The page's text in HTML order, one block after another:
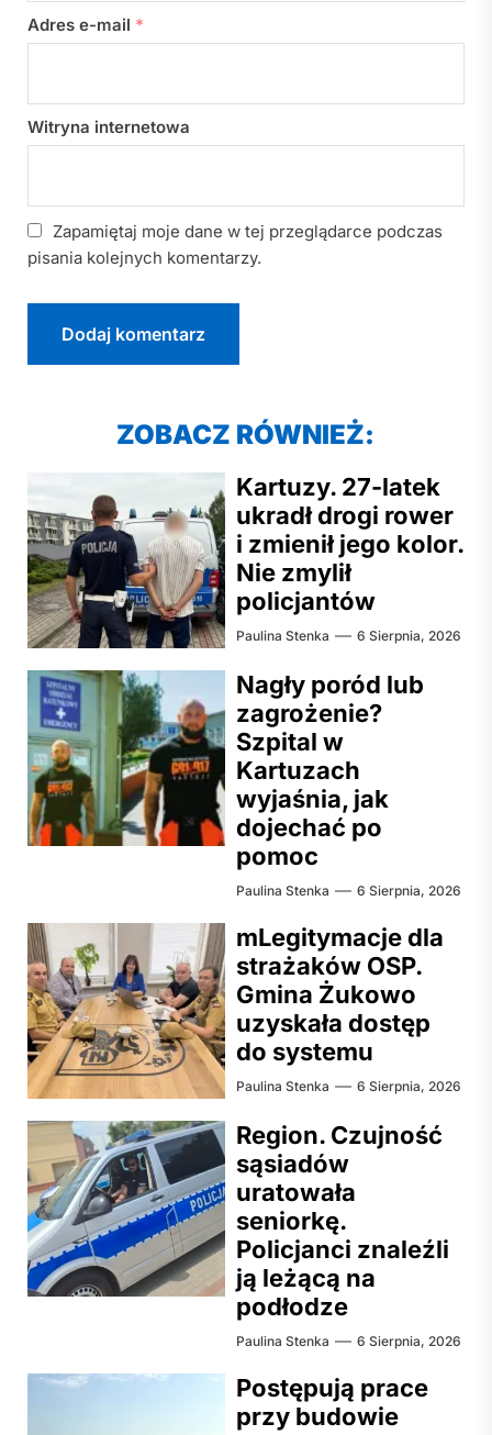
Adres e-mail *
Witryna internetowa
Zapamiętaj moje dane w tej przeglądarce podczas
pisania kolejnych komentarzy.
ZOBACZ RÓWNIEŻ:
Kartuzy. 27-latek
ukradł drogi rower
i zmienił jego kolor.
Nie zmylił
policjantów
Paulina Stenka 6 Sierpnia, 2026
Nagły poród lub
zagrożenie?
Szpital w
Kartuzach
wyjaśnia, jak
dojechać po
pomoc
Paulina Stenka 6 Sierpnia, 2026
mLegitymacje dla
strażaków OSP.
Gmina Żukowo
uzyskała dostęp
do systemu
Paulina Stenka 6 Sierpnia, 2026
Region. Czujność
sąsiadów
uratowała
seniorkę.
Policjanci znaleźli
ją leżącą na
podłodze
Paulina Stenka 6 Sierpnia, 2026
Postępują prace
przy budowie